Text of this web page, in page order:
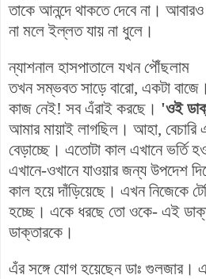
তাকে আনন্দে থাকতে দেবে না।
না মলে ইল্লত যায় না ধুলে।
ন্যাশনাল হাসপাতালে যখন পৌঁছলাম
তখন সম্ভবত সাড়ে বারো, একটা
কাজ নেই! সব এঁরাই করছে। 'ওই
আমার মায়াই লাগছিল। আহা,
বেড়াচ্ছে। এতোটা কাল এখানে ভর্তি
এখানে-ওখানে যাওয়ার জন্য উপদেশ
কাল হয়ে দাঁড়িয়েছে। এখন নিজেকে
হচ্ছে। একে ধরছে তো ওকে- এই
ডাক্তারকে।
এঁর সঙ্গে যোগ হয়েছেন ডাঃ গুলজার।